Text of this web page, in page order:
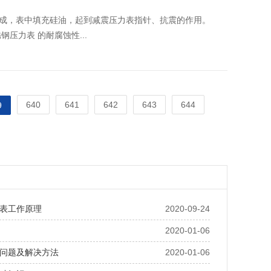
表中填充硅油，起到减震压力表指针、抗震的作用。
压力表 的耐腐蚀性...
640 641 642 643 644
2020-09-24
工作原理
2020-01-06
2020-01-06
题及解决方法